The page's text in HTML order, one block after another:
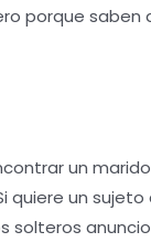
porque saben
un
quiere un sujeto
solteros